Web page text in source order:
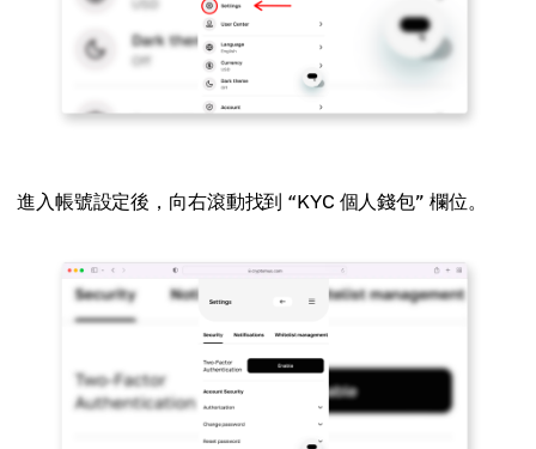
進入帳號設定後，向右滾動找到 “KYC 個人錢包” 欄位。